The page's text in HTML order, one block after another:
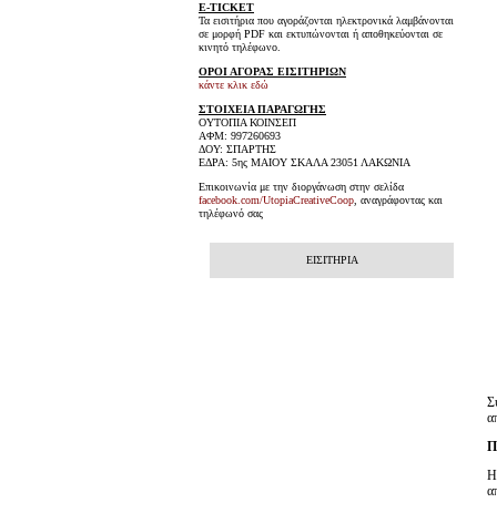
Η
E-TICKET
Τα εισιτήρια που αγοράζονται ηλεκτρονικά λαμβάνονται
σε μορφή PDF και εκτυπώνονται ή αποθηκεύονται σε
κινητό τηλέφωνο.
ΟΡΟΙ ΑΓΟΡΑΣ ΕΙΣΙΤΗΡΙΩΝ
κάντε κλικ εδώ
ΣΤΟΙΧΕΙΑ ΠΑΡΑΓΩΓΗΣ
ΟΥΤΟΠΙΑ ΚΟΙΝΣΕΠ
ΑΦΜ: 997260693
ΔΟΥ: ΣΠΑΡΤΗΣ
ΕΔΡΑ: 5ης ΜΑΙΟΥ ΣΚΑΛΑ 23051 ΛΑΚΩΝΙΑ
Επικοινωνία με την διοργάνωση στην σελίδα
facebook.com/UtopiaCreativeCoop , αναγράφοντας και
τηλέφωνό σας
ΕΙΣΙΤΗΡΙΑ